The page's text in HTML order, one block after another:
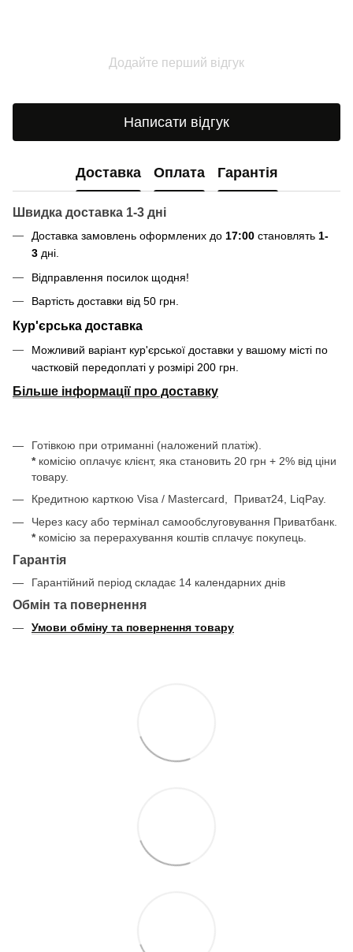
Додайте перший відгук
Написати відгук
Доставка Оплата Гарантія
Швидка доставка 1-3 дні
Доставка замовлень оформлених до 17:00 становлять 1-
3 дні.
Відправлення посилок щодня!
Вартість доставки від 50 грн.
Кур'єрська доставка
Можливий варіант кур'єрської доставки у вашому місті по
частковій передоплаті у розмірі 200 грн.
Більше інформації про доставку
Готівкою при отриманні (наложений платіж).
* комісію оплачує клієнт, яка становить 20 грн + 2% від ціни
товару.
Кредитною карткою Visa / Mastercard, Приват24, LiqPay.
Через касу або термінал самообслуговування Приватбанк.
* комісію за перерахування коштів сплачує покупець.
Гарантія
Гарантійний період складає 14 календарних днів
Обмін та повернення
Умови обміну та повернення товару